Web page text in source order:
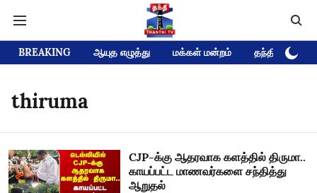
BREAKING ஆயுத எழுத்து மக்கள் மன்றம் தந்தி டிவி
thiruma
CJP-க்கு ஆதரவாக களத்தில் திருமா..
காயப்பட்ட மாணவர்களை சந்தித்து
ஆறுதல்